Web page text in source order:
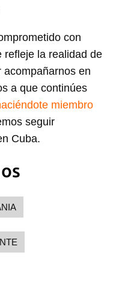
con
refleje la realidad de
acompañarnos en
a que continúes
miembro
seguir
Cuba.